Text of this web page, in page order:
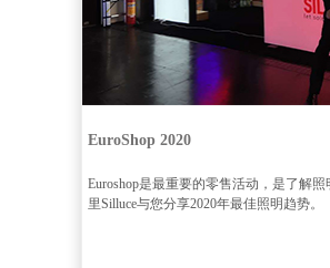
EuroShop 2020
Euroshop是最重要的零售活动，是了解
里Silluce与您分享2020年最佳照明趋势。